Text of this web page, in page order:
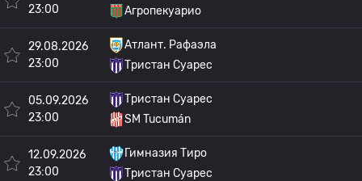
23:00
Агропекуарио
29.08.2026
23:00
Атлант. Рафаэла
Тристан Суарес
05.09.2026
23:00
Тристан Суарес
SM Tucumán
12.09.2026
23:00
Гимназия Тиро
Тристан Суарес